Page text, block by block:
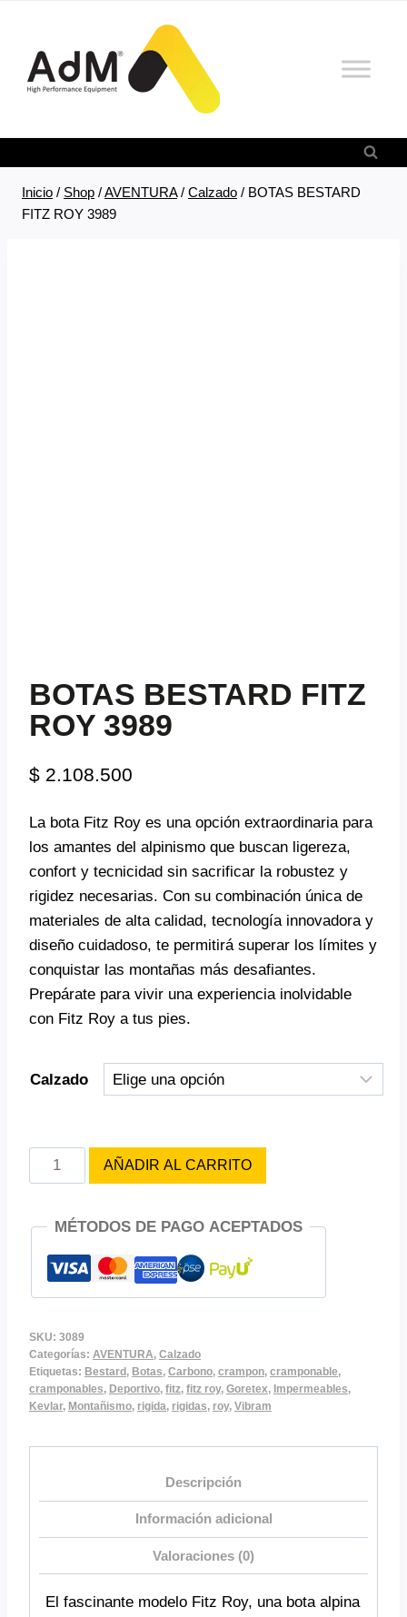
contenido
Inicio / Shop /AVENTURA / Calzado / BOTAS BESTARD
FITZ ROY 3989
BOTAS BESTARD FITZ
ROY 3989
$ 2.108.500
La bota Fitz Roy es una opción extraordinaria para
los amantes del alpinismo que buscan ligereza,
confort y tecnicidad sin sacrificar la robustez y
rigidez necesarias. Con su combinación única de
materiales de alta calidad, tecnología innovadora y
diseño cuidadoso, te permitirá superar los límites y
conquistar las montañas más desafiantes.
Prepárate para vivir una experiencia inolvidable
con Fitz Roy a tus pies.
Calzado
BOTAS
BESTARD
ROY
3989
cantidad
AÑADIR AL CARRITO
MÉTODOS DE PAGO ACEPTADOS
SKU: 3089
Categorías: AVENTURA, Calzado
Etiquetas: Bestard, Botas, Carbono, crampon, cramponable,
cramponables, Deportivo, fitz, fitz roy, Goretex, Impermeables,
Kevlar, Montañismo, rigida, rigidas, roy, Vibram
Descripción
Información adicional
Valoraciones (0)
El fascinante modelo Fitz Roy, una bota alpina